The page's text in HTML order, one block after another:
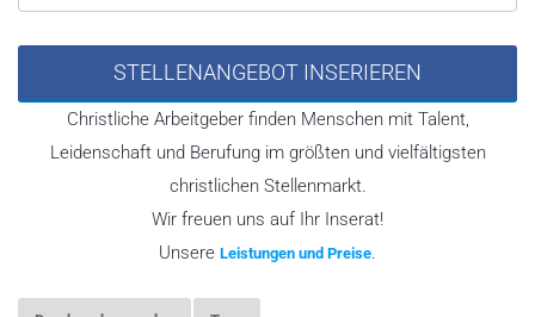
STELLENANGEBOT INSERIEREN
Christliche Arbeitgeber finden Menschen mit Talent,
Leidenschaft und Berufung im größten und vielfältigsten
christlichen Stellenmarkt.
Wir freuen uns auf Ihr Inserat!
Unsere Leistungen und Preise.